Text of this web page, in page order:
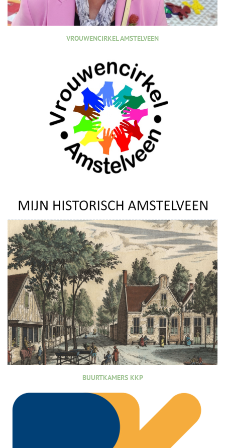
VROUWENCIRKEL AMSTELVEEN
BUURTKAMERS KKP